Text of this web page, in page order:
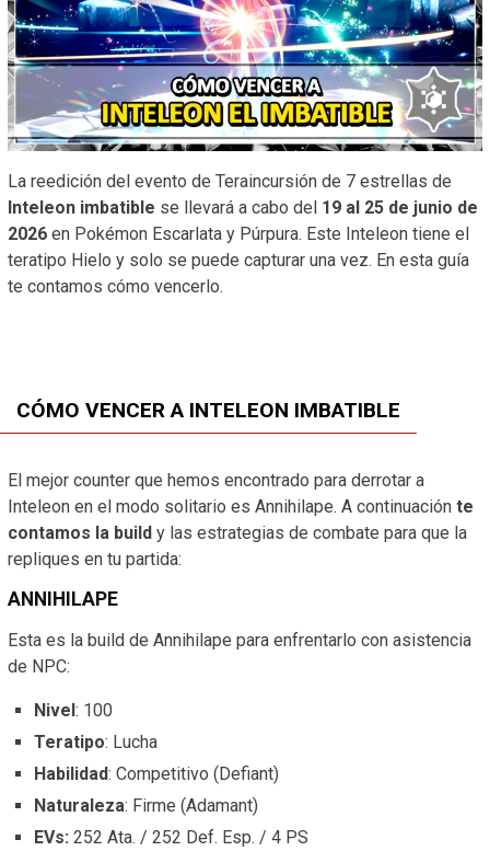
La reedición del evento de Teraincursión de 7 estrellas de
Inteleon imbatible se llevará a cabo del 19 al 25 de junio de
2026 en Pokémon Escarlata y Púrpura. Este Inteleon tiene el
teratipo Hielo y solo se puede capturar una vez. En esta guía
te contamos cómo vencerlo.
CÓMO VENCER A INTELEON IMBATIBLE
El mejor counter que hemos encontrado para derrotar a
Inteleon en el modo solitario es Annihilape. A continuación te
contamos la build y las estrategias de combate para que la
repliques en tu partida:
ANNIHILAPE
Esta es la build de Annihilape para enfrentarlo con asistencia
de NPC:
Nivel: 100
Teratipo: Lucha
Habilidad: Competitivo (Defiant)
Naturaleza: Firme (Adamant)
EVs: 252 Ata. / 252 Def. Esp. / 4 PS